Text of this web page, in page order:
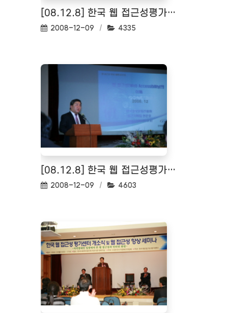
[08.12.8] 한국 웹 접근성평가센터 개소식
작성일:
2008-12-09 조회수:
4335
[08.12.8] 한국 웹 접근성평가센터 개소식
작성일:
2008-12-09 조회수:
4603